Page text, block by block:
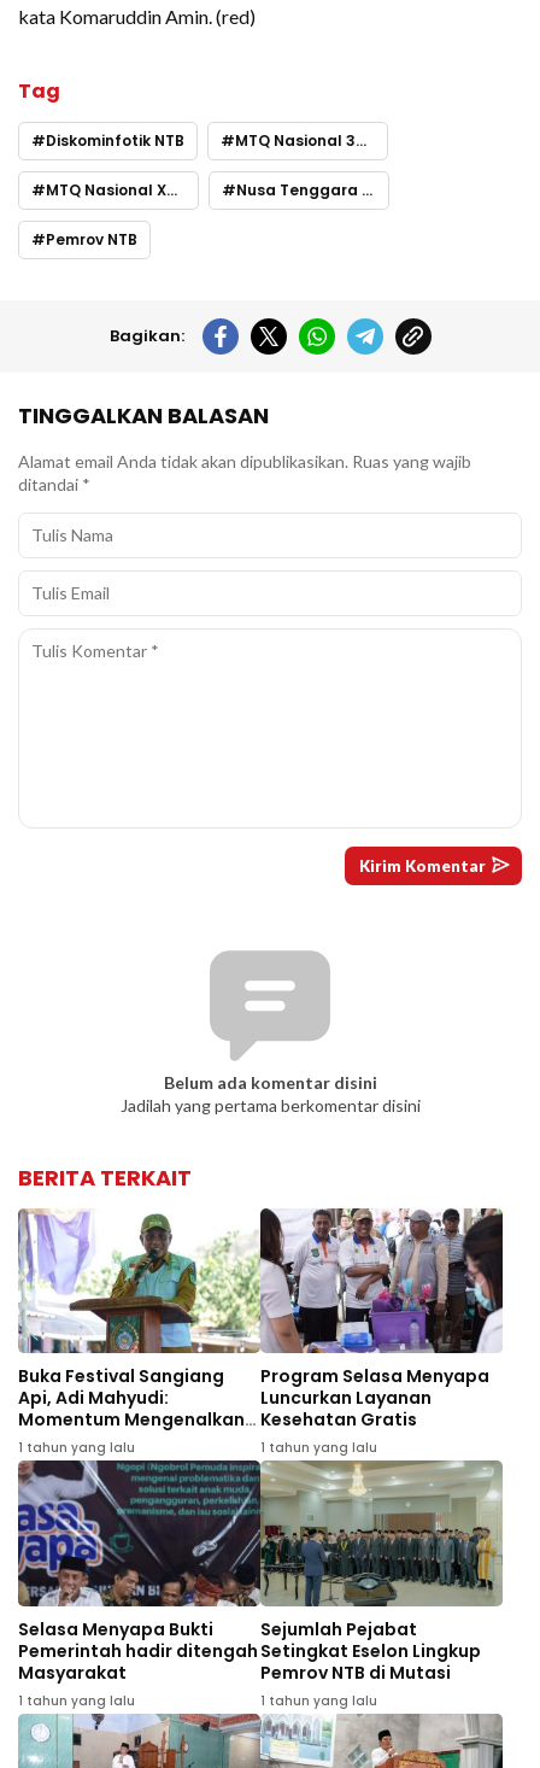
kata Komaruddin Amin. (red)
Tag
Diskominfotik NTB MTQ Nasional 30 Kaltim
MTQ Nasional XXX Samarinda Nusa Tenggara Barat
Pemrov NTB
Bagikan:
TINGGALKAN BALASAN
Alamat email Anda tidak akan dipublikasikan. Ruas yang wajib
ditandai *
Belum ada komentar disini
Jadilah yang pertama berkomentar disini
BERITA TERKAIT
Buka Festival Sangiang
Api, Adi Mahyudi:
Momentum Mengenalkan
Wisata dan Budaya
1 tahun yang lalu
Program Selasa Menyapa
Luncurkan Layanan
Kesehatan Gratis
1 tahun yang lalu
Selasa Menyapa Bukti
Pemerintah hadir ditengah
Masyarakat
1 tahun yang lalu
Sejumlah Pejabat
Setingkat Eselon Lingkup
Pemrov NTB di Mutasi
1 tahun yang lalu